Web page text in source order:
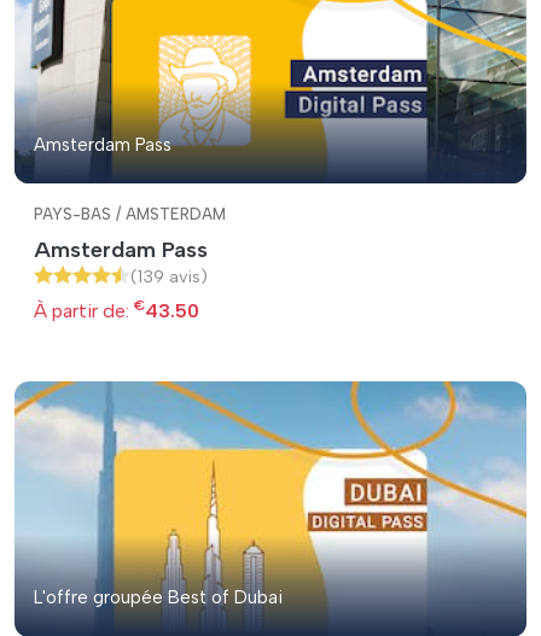
Amsterdam Pass
PAYS-BAS / AMSTERDAM
Amsterdam Pass
(139 avis)
À partir de: €43.50
L'offre groupée Best of Dubai